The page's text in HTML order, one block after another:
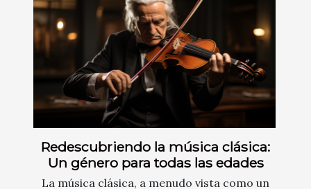
Redescubriendo la música clásica:
Un género para todas las edades
La música clásica, a menudo vista como un